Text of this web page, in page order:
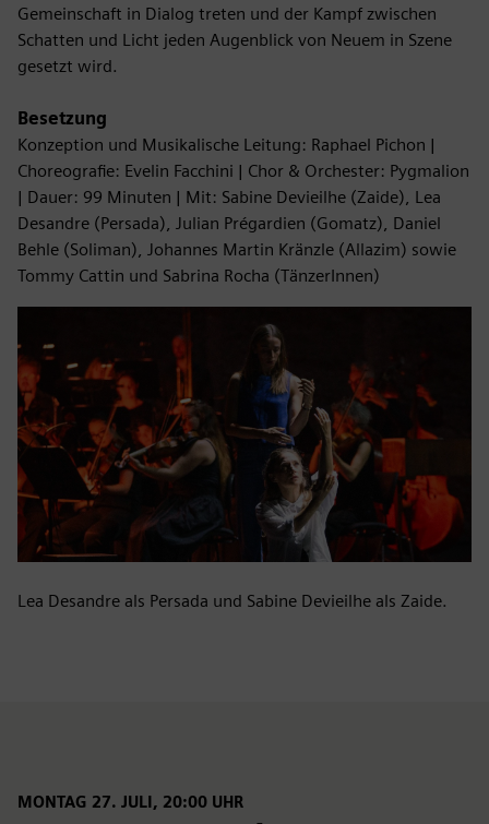
Gemeinschaft in Dialog treten und der Kampf zwischen
Schatten und Licht jeden Augenblick von Neuem in Szene
gesetzt wird.
Besetzung
Konzeption und Musikalische Leitung: Raphael Pichon |
Choreografie: Evelin Facchini | Chor & Orchester: Pygmalion
| Dauer: 99 Minuten | Mit: Sabine Devieilhe (Zaide), Lea
Desandre (Persada), Julian Prégardien (Gomatz), Daniel
Behle (Soliman), Johannes Martin Kränzle (Allazim) sowie
Tommy Cattin und Sabrina Rocha (TänzerInnen)
Lea Desandre als Persada und Sabine Devieilhe als Zaide.
MONTAG 27. JULI, 20:00 UHR